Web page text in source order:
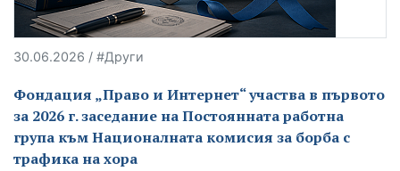
30.06.2026 / #Други
Фондация „Право и Интернет“ участва в първото
за 2026 г. заседание на Постоянната работна
група към Националната комисия за борба с
трафика на хора